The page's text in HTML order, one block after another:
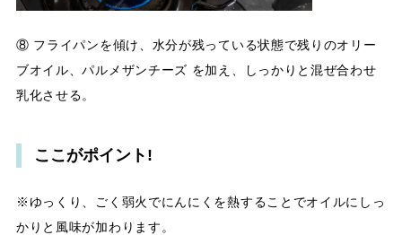
⑧ フライパンを傾け、水分が残っている状態で残りのオリー
ブオイル、パルメザンチーズ を加え、しっかりと混ぜ合わせ
乳化させる。
ここがポイント!
※ゆっくり、ごく弱火でにんにくを熱することでオイルにしっ
かりと風味が加わります。